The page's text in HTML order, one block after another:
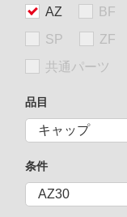
AZ BF
SP
ZF
共通パーツ
品目
条件